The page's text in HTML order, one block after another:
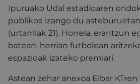
Ipuruako Udal estadioaren
publikoa izango du
(urtarrilak 21). Horrela, erantzun
batean, herrian futbolean
espazioak izateko premiari.
Astean zehar anexoa Eibar